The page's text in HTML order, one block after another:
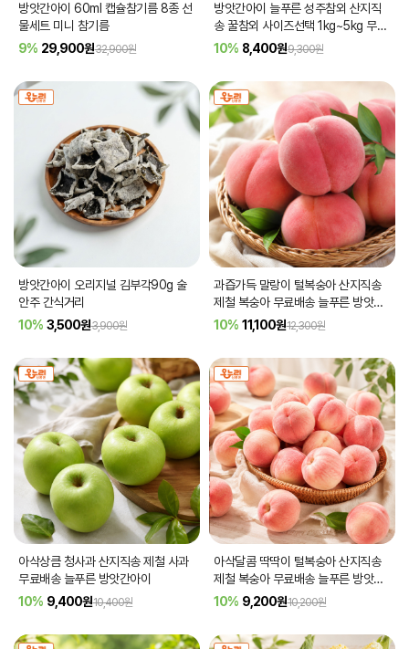
방앗간아이 60ml 캡슐참기름 8종 선
물세트 미니 참기름
9% 29,900원32,900원
방앗간아이 늘푸른 성주참외 산지직
송 꿀참외 사이즈선택 1kg~5kg 무료
배송
10% 8,400원9,300원
방앗간아이 오리지널 김부각90g 술
안주 간식거리
10% 3,500원3,900원
과즙가득 말랑이 털복숭아 산지직송
제철 복숭아 무료배송 늘푸른 방앗간
아이
10% 11,100원12,300원
아삭상큼 청사과 산지직송 제철 사과
무료배송 늘푸른 방앗간아이
10% 9,400원10,400원
아삭달콤 딱딱이 털복숭아 산지직송
제철 복숭아 무료배송 늘푸른 방앗간
아이
10% 9,200원10,200원